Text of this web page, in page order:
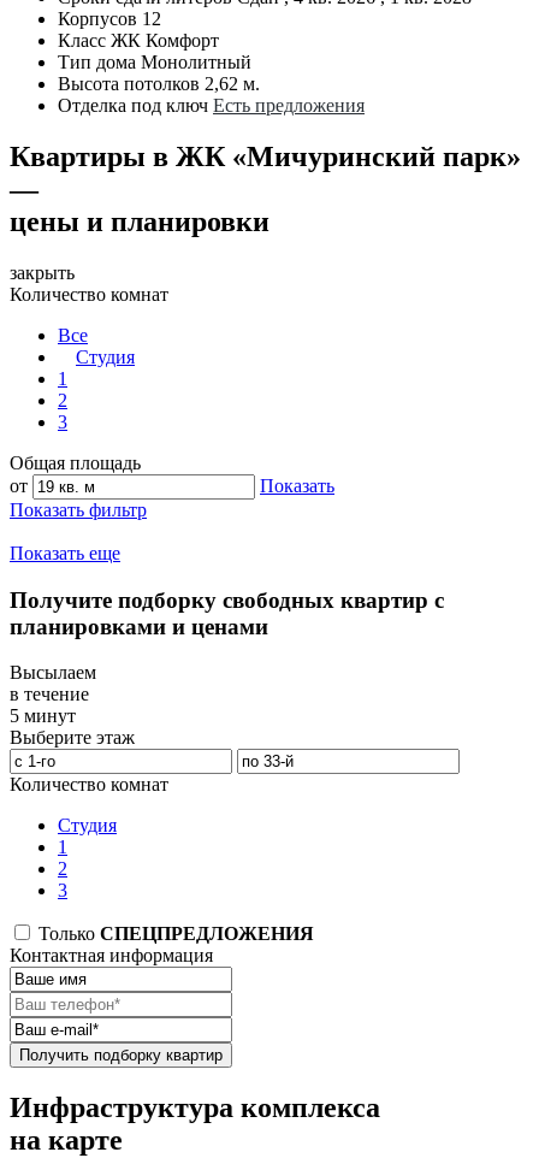
Корпусов 12
Класс ЖК Комфорт
Тип дома Монолитный
Высота потолков 2,62 м.
Отделка под ключ Есть предложения
Квартиры в ЖК «Мичуринский парк»
—
цены и планировки
закрыть
Количество комнат
Все
Студия
1
2
3
Общая площадь
от
Показать
Показать фильтр
Показать еще
Получите подборку свободных квартир с
планировками и ценами
Высылаем
в течение
5 минут
Выберите этаж
Количество комнат
Студия
1
2
3
Только СПЕЦПРЕДЛОЖЕНИЯ
Контактная информация
Получить подборку квартир
Инфраструктура комплекса
на карте